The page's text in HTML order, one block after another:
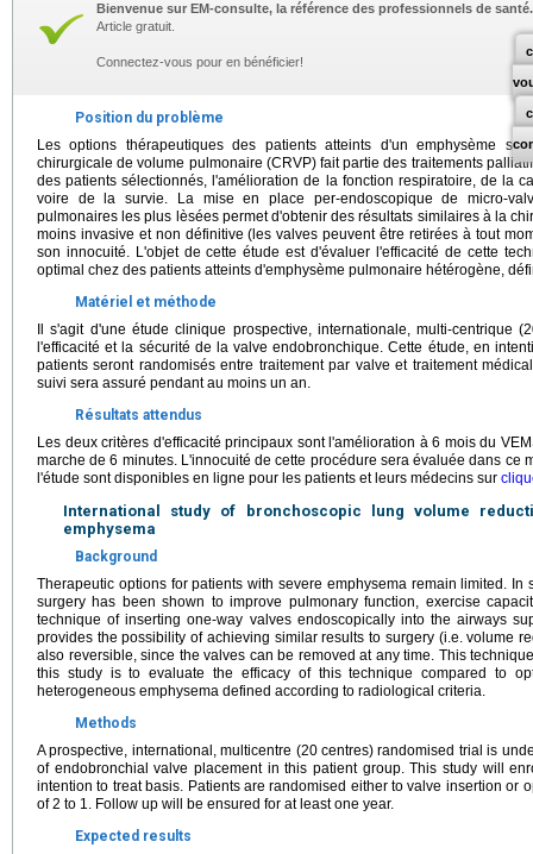
Bienvenue sur EM-consulte, la référence des professionnels de santé.
Article gratuit.
Connectez-vous pour en bénéficier!
Position du problème
Les options thérapeutiques des patients atteints d'un emphysème
chirurgicale de volume pulmonaire (CRVP) fait partie des traitements
des patients sélectionnés, l'amélioration de la fonction respiratoire, de la
voire de la survie. La mise en place per-endoscopique de micro-
pulmonaires les plus lèsées permet d'obtenir des résultats similaires à la
moins invasive et non définitive (les valves peuvent être retirées à tout
son innocuité. L'objet de cette étude est d'évaluer l'efficacité de cette
optimal chez des patients atteints d'emphysème pulmonaire hétérogène,
Matériel et méthode
Il s'agit d'une étude clinique prospective, internationale, multi-centrique
l'efficacité et la sécurité de la valve endobronchique. Cette étude, en
patients seront randomisés entre traitement par valve et traitement
suivi sera assuré pendant au moins un an.
Résultats attendus
Les deux critères d'efficacité principaux sont l'amélioration à 6 mois du
marche de 6 minutes. L'innocuité de cette procédure sera évaluée dans ce
l'étude sont disponibles en ligne pour les patients et leurs médecins sur
International study of bronchoscopic lung volume
emphysema
Background
Therapeutic options for patients with severe emphysema remain limited.
surgery has been shown to improve pulmonary function, exercise
technique of inserting one-way valves endoscopically into the airways
provides the possibility of achieving similar results to surgery (i.e. volume
also reversible, since the valves can be removed at any time. This
this study is to evaluate the efficacy of this technique compared to
heterogeneous emphysema defined according to radiological criteria.
Methods
A prospective, international, multicentre (20 centres) randomised trial is
of endobronchial valve placement in this patient group. This study will
intention to treat basis. Patients are randomised either to valve insertion or
of 2 to 1. Follow up will be ensured for at least one year.
Expected results